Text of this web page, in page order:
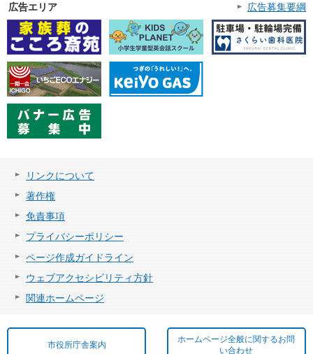
広告エリア 広告募集要綱
リンクについて
著作権
免責事項
プライバシーポリシー
ページ作成ガイドライン
ウェブアクセシビリティ方針
関連ホームページ
市役所庁舎案内
ホームページ全般に関するお問
い合わせ